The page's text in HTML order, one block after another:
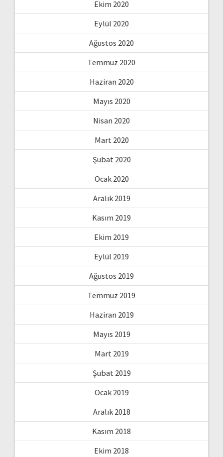
Ekim 2020
Eylül 2020
Ağustos 2020
Temmuz 2020
Haziran 2020
Mayıs 2020
Nisan 2020
Mart 2020
Şubat 2020
Ocak 2020
Aralık 2019
Kasım 2019
Ekim 2019
Eylül 2019
Ağustos 2019
Temmuz 2019
Haziran 2019
Mayıs 2019
Mart 2019
Şubat 2019
Ocak 2019
Aralık 2018
Kasım 2018
Ekim 2018